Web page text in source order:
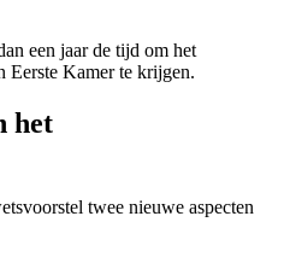
een jaar de tijd om het
Eerste Kamer te krijgen.
het
twee nieuwe aspecten